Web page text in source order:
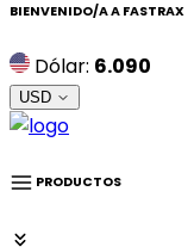
BIENVENIDO/A A FASTRAX
Dólar: 6.090
USD
PRODUCTOS